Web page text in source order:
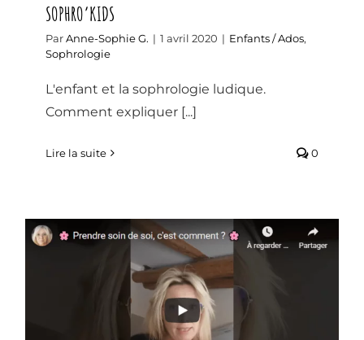
SOPHRO’KIDS
ParAnne-Sophie G. | 1 avril 2020 | Enfants / Ados,
Sophrologie
L'enfant et la sophrologie ludique.
Comment expliquer [...]
Lire la suite 0
MES CONSEILS PRATIQUES